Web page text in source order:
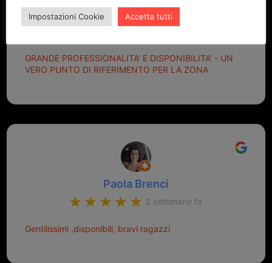
Marcello Dastoli
GRANDE PROFESSIONALITA' E DISPONIBILITA' - UN
VERO PUNTO DI RIFERIMENTO PER LA ZONA
Paola Brenci
2 settimane fa
Gentilissimi ,disponibili, bravi ragazzi
Impostazioni Cookie Accetta tutti